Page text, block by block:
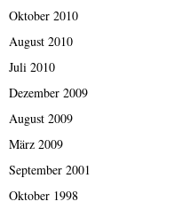
Oktober 2010
August 2010
Juli 2010
Dezember 2009
August 2009
März 2009
September 2001
Oktober 1998